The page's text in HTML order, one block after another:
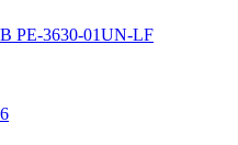
PE-3630-01UN-LF